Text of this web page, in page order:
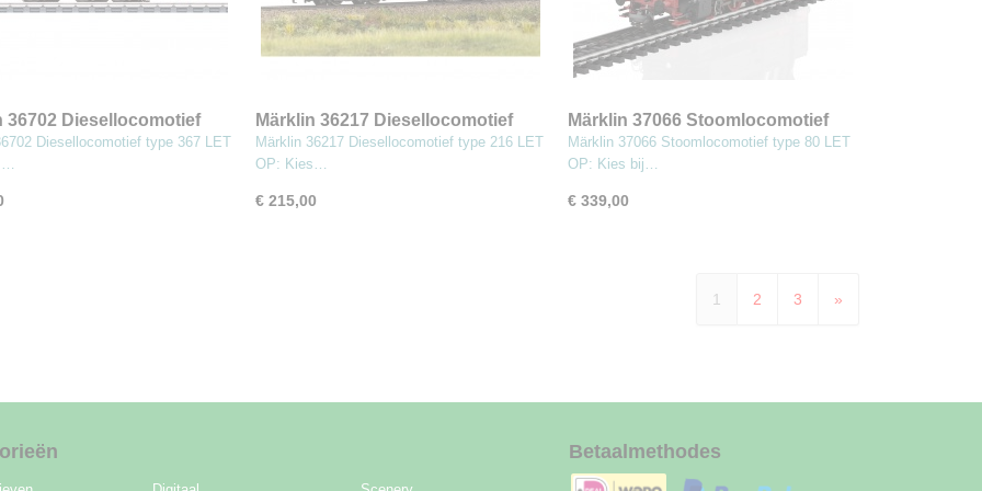
36702 Diesellocomotief
Diesellocomotief type 367 LET
Märklin 36217 Diesellocomotief
type 216
Märklin 36217 Diesellocomotief type 216 LET
OP: Kies…
€ 215,00
Märklin 37066 Stoomlocomotief
type 80
Märklin 37066 Stoomlocomotief type 80 LET
OP: Kies bij…
€ 339,00
1 2 3 »
Betaalmethodes